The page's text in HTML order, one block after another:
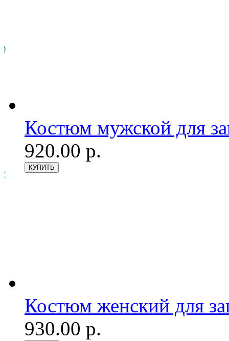
Костюм мужской для
920.00 р.
Костюм женский для
930.00 р.